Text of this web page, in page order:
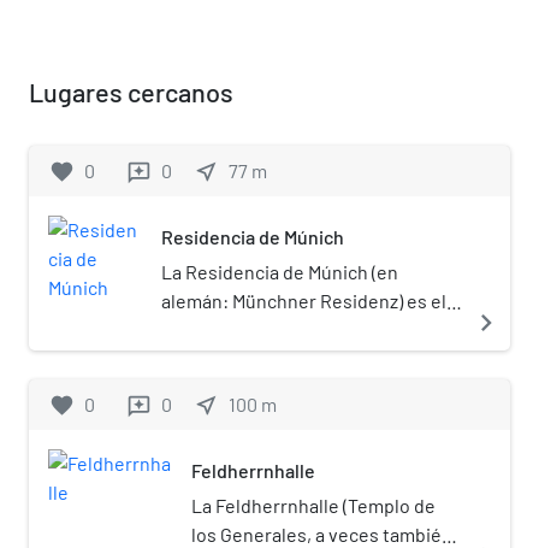
Lugares cercanos
favorite 0 reviews 0 near_me 77 m
Residencia de Múnich
La Residencia de Múnich (en
alemán: Münchner Residenz) es el
Baviera en el centro urbano de
urbano más grande de Alemania y
mejores museos decorativos de
Europa.
navigate_next
favorite 0 reviews 0 near_me 100 m
Feldherrnhalle
La Feldherrnhalle (Templo de
los Generales, a veces también